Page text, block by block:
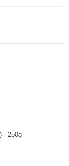
- 250g